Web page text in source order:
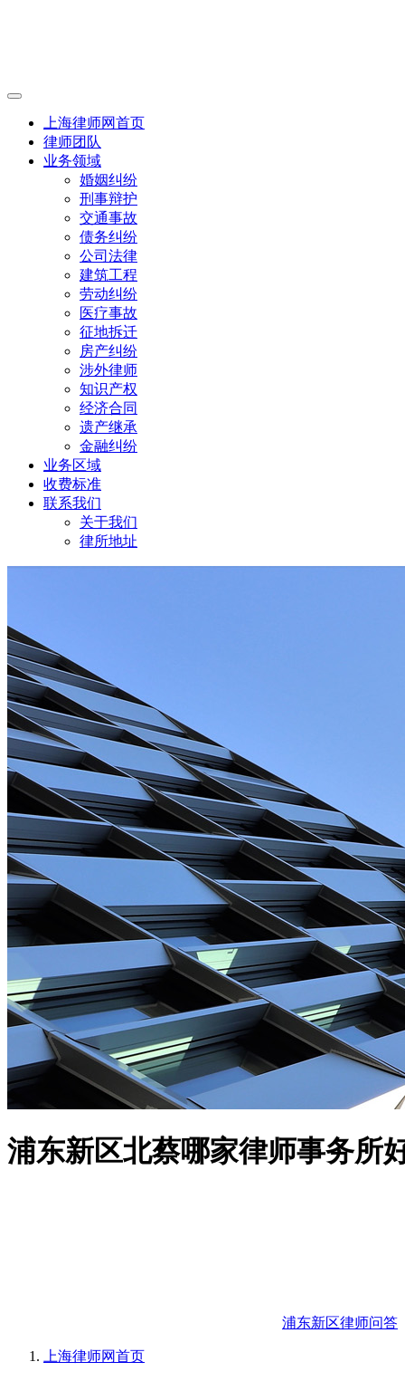
上海律师网首页
律师团队
业务领域
婚姻纠纷
刑事辩护
交通事故
债务纠纷
公司法律
建筑工程
劳动纠纷
医疗事故
征地拆迁
房产纠纷
涉外律师
知识产权
经济合同
遗产继承
金融纠纷
业务区域
收费标准
联系我们
关于我们
律所地址
浦东新区北蔡哪家律师事务所
浦东新区律师问答
上海律师网首页